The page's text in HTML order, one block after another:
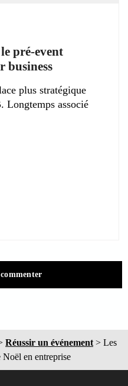
pré-event
business
plus stratégique
Longtemps associé
Réussir un événement > Les
Noël en entreprise